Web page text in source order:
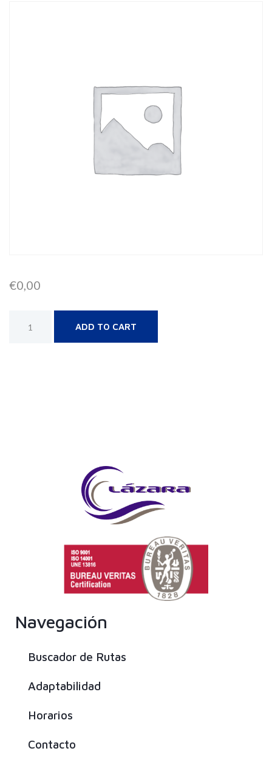
€0,00
ADD TO CART
Navegación
Buscador de Rutas
Adaptabilidad
Horarios
Contacto